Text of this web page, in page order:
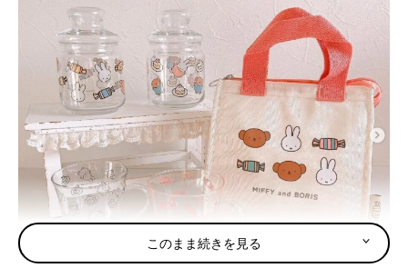
このまま続きを見る